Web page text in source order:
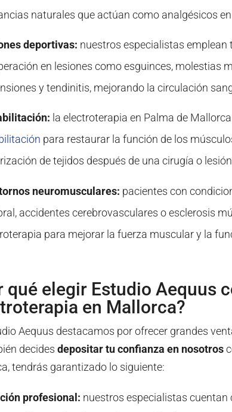
naturales que actúan como analgésicos
deportivas: nuestros especialistas emplean
en lesiones como esguinces, molestias
y tendinitis, mejorando la circulación
la electroterapia en Palma de
para restaurar la función de los
de tejidos después de una cirugía o
neuromusculares: pacientes con
accidentes cerebrovasculares o esclerosis
para mejorar la fuerza muscular y la
qué elegir Estudio Aequus
en Mallorca?
Aequus destacamos por ofrecer grandes
decides depositar tu confianza en nosotros
tendrás garantizado lo siguiente:
profesional: nuestros especialistas